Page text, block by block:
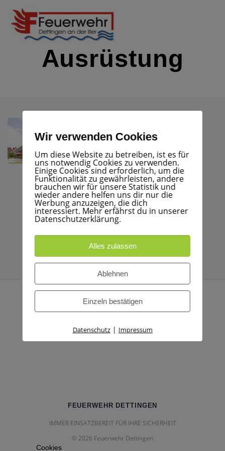
Inhalt
Ausrüstung
FEUERWEHR DETTINGEN
IMMER EINSATZBEREIT FÜR IHRE SICHERHEIT
© 2026 Feuerwehr Dettingen
Cookies
Wir verwenden Cookies
Um diese Website zu betreiben, ist es für
uns notwendig Cookies zu verwenden.
Einige Cookies sind erforderlich, um die
Funktionalität zu gewährleisten, andere
brauchen wir für unsere Statistik und
wieder andere helfen uns dir nur die
Werbung anzuzeigen, die dich
interessiert. Mehr erfährst du in unserer
Datenschutzerklärung.
Alles zulassen
Ablehnen
Einzeln bestätigen
Datenschutz| Impressum